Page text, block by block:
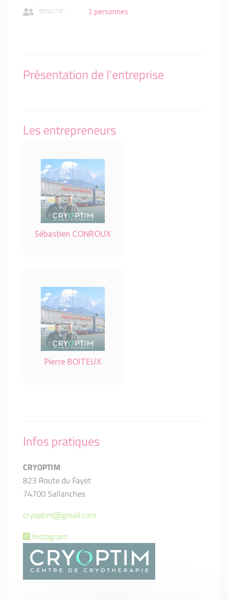
:
EFFECTIF : 2 personnes
Présentation de l'entreprise
Les entrepreneurs
Sébastien CONROUX
Pierre BOITEUX
Infos pratiques
CRYOPTIM
823 Route du Fayet
74700 Sallanches
cryoptim@gmail.com
Instagram